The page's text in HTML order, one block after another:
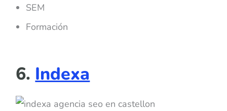
SEM
Formación
6. Indexa